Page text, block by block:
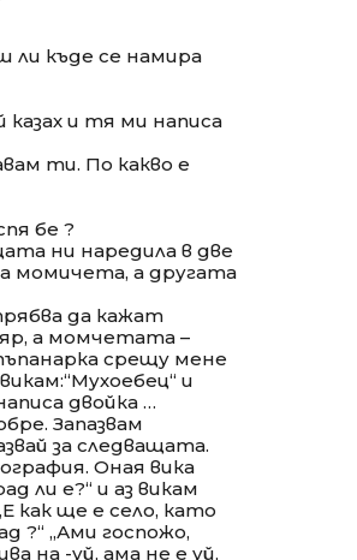
ли къде се намира
казах и тя ми написа
ти. По какво е
бе ?
ни наредила в две
момичета, а другата
да кажат
а момчетата –
срещу мене
и
двойка …
Запазвам
за следващата.
Оная вика
ли е?“ и аз викам
как ще е село, като
?“ „Ами госпожо,
на -уй, ама не е уй,